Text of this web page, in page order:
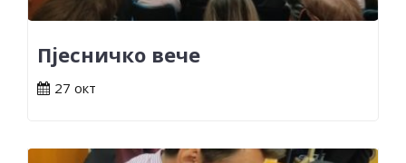
Пјесничко вече
27 окт